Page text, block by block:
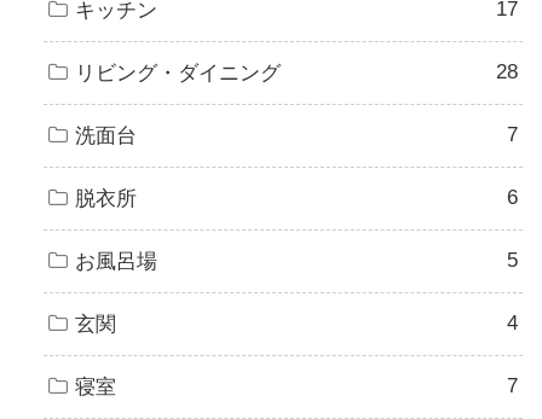
キッチン 17
リビング・ダイニング 28
洗面台 7
脱衣所 6
お風呂場 5
玄関 4
寝室 7